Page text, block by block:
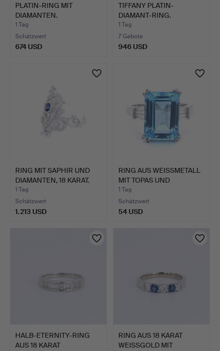
PLATIN-RING MIT
DIAMANTEN.
1 Tag
Schätzwert
674 USD
TIFFANY PLATIN-
DIAMANT-RING.
1 Tag
7 Gebote
946 USD
RING MIT SAPHIR UND
DIAMANTEN, 18 KARAT.
1 Tag
Schätzwert
1.213 USD
RING AUS WEISSMETALL
MIT TOPAS UND
WEISSEN…
1 Tag
Schätzwert
54 USD
HALB-ETERNITY-RING
AUS 18 KARAT
RING AUS 18 KARAT
WEISSGOLD MIT